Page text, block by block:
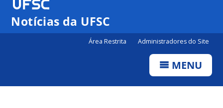
Notícias da UFSC
Área Restrita Administradores do Site
MENU